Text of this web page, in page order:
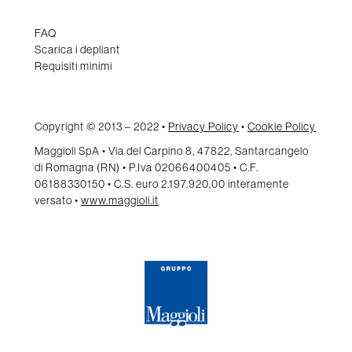
FAQ
Scarica i depliant
Requisiti minimi
Copyright © 2013 – 2022 • Privacy Policy • Cookie Policy
Maggioli SpA • Via del Carpino 8, 47822, Santarcangelo
di Romagna (RN) • P.Iva 02066400405 • C.F.
06188330150 • C.S. euro 2.197.920,00 interamente
versato • www.maggioli.it